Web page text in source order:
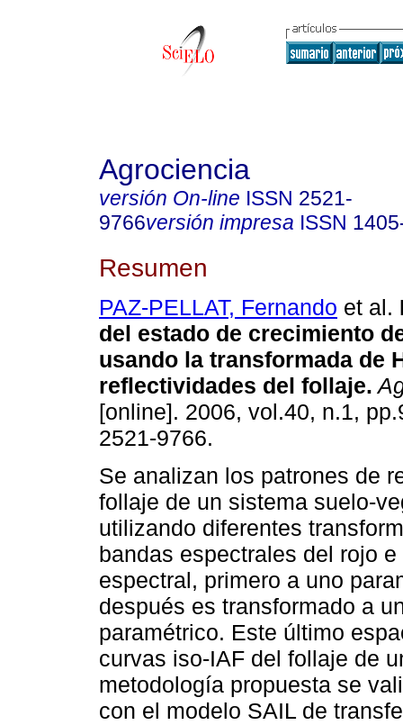
Agrociencia
versión On-line ISSN 2521-
9766versión impresa ISSN
Resumen
PAZ-PELLAT, Fernando et al.
del estado de crecimiento
usando la transformada de
reflectividades del follaje.
[online]. 2006, vol.40, n.1,
2521-9766.
Se analizan los patrones de
follaje de un sistema suelo-
utilizando diferentes
bandas espectrales del rojo e
espectral, primero a uno
después es transformado a
paramétrico. Este último
curvas iso-IAF del follaje de
metodología propuesta se
con el modelo SAIL de